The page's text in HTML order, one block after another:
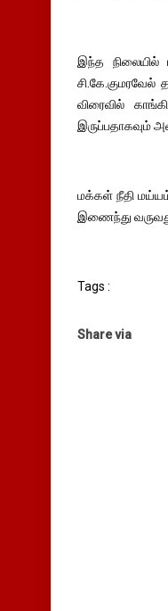
இந்த நிலையில்
விரைவில்
இருப்பதாகவும்
மக்கள் நீதி மய்யம்
இணைந்து
Tags :
Share via